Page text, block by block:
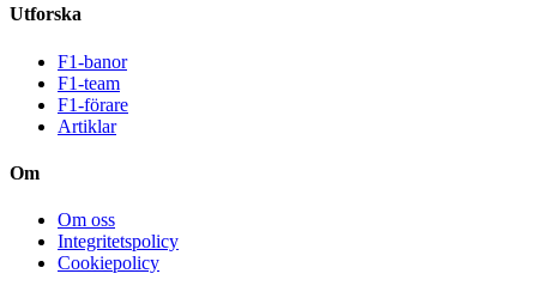
Utforska
F1-banor
F1-team
F1-förare
Artiklar
Om
Om oss
Integritetspolicy
Cookiepolicy